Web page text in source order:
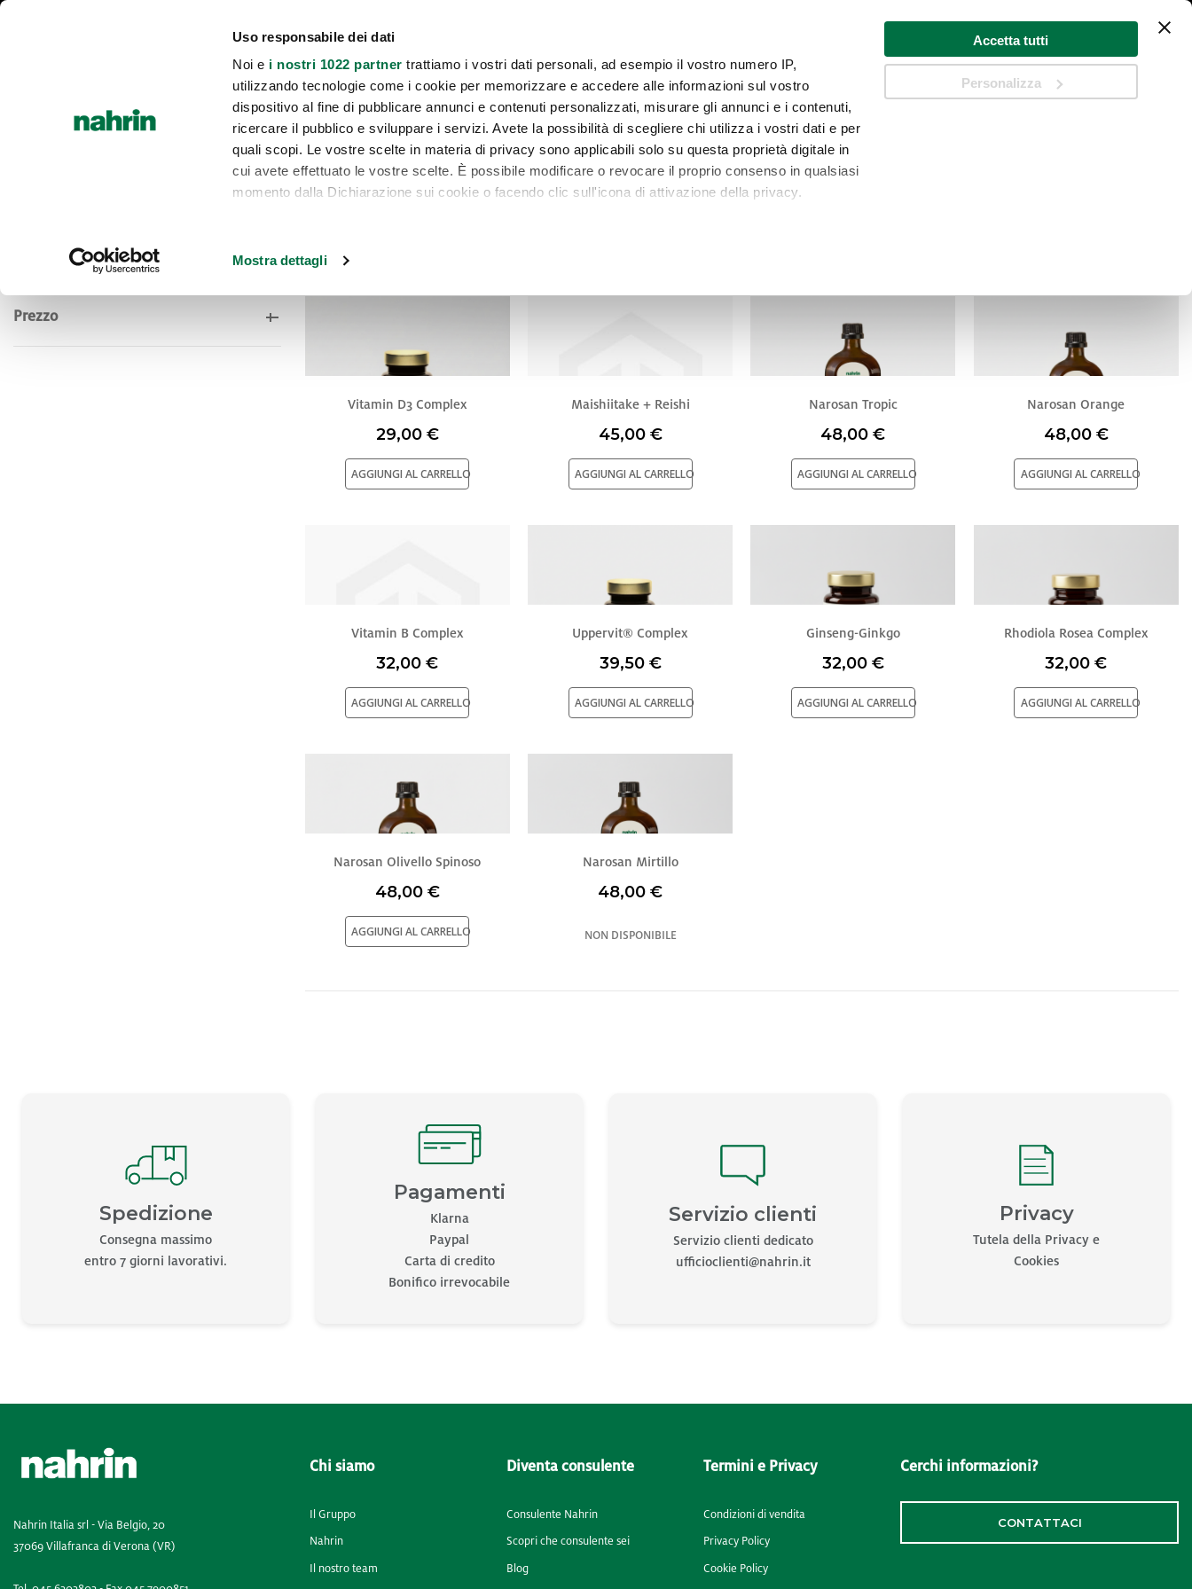
Uso responsabile dei dati
Noi e i nostri 1022 partner trattiamo i vostri dati personali, ad esempio il vostro numero IP,
utilizzando tecnologie come i cookie per memorizzare e accedere alle informazioni sul vostro
dispositivo al fine di pubblicare annunci e contenuti personalizzati, misurare gli annunci e i contenuti,
ricercare il pubblico e sviluppare i servizi. Avete la possibilità di scegliere chi utilizza i vostri dati e per
quali scopi. Le vostre scelte in materia di privacy sono applicabili solo su questa proprietà digitale in
cui avete effettuato le vostre scelte. È possibile modificare o revocare il proprio consenso in qualsiasi
momento dalla Dichiarazione sui cookie o facendo clic sull'icona di attivazione della privacy.
raccogliere informazioni sulla tua posizione geografica, con un'approssimazione di qualche
specifiche (impronte digitali).
Approfondisci come vengono elaborati i tuoi dati personali e imposta le tue preferenze nella
sezione
. Puoi modificare o ritirare il tuo consenso in qualsiasi momento dalla Dichiarazione sui
NAHRIN srl, Titolare del trattamento di dati personali effettuato attraverso l’utilizzo di cookie e
Mostra dettagli
Accetta tutti
Personalizza
Diventa consulente Area riservata consulenti
VITAMINE ENERGIA E TONO
Vitamin D3 Complex
29,00 €
AGGIUNGI AL CARRELLO
Maishiitake + Reishi
45,00 €
AGGIUNGI AL CARRELLO
Narosan Tropic
48,00 €
AGGIUNGI AL CARRELLO
Narosan Orange
48,00 €
AGGIUNGI AL CARRELLO
Vitamin B Complex
32,00 €
AGGIUNGI AL CARRELLO
Uppervit® Complex
39,50 €
AGGIUNGI AL CARRELLO
Ginseng-Ginkgo
32,00 €
AGGIUNGI AL CARRELLO
Rhodiola Rosea Complex
32,00 €
AGGIUNGI AL CARRELLO
Narosan Olivello Spinoso
48,00 €
AGGIUNGI AL CARRELLO
Narosan Mirtillo
48,00 €
NON DISPONIBILE
Prezzo
Spedizione
Consegna massimo
entro 7 giorni lavorativi.
Pagamenti
Klarna
Paypal
Carta di credito
Bonifico irrevocabile
Servizio clienti
Servizio clienti dedicato
ufficioclienti@nahrin.it
Privacy
Tutela della Privacy e
Cookies
Nahrin Italia srl - Via Belgio, 20
37069 Villafranca di Verona (VR)
Chi siamo
Il Gruppo
Nahrin
Il nostro team
Diventa consulente
Consulente Nahrin
Scopri che consulente sei
Blog
Termini e Privacy
Condizioni di vendita
Privacy Policy
Cookie Policy
Cerchi informazioni?
CONTATTACI